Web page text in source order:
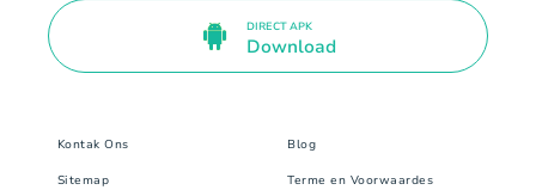
DIRECT APK
Download
Kontak Ons Blog
Sitemap Terme en Voorwaardes